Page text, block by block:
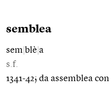
semblea
sem blè a
s.f.
1341-42; da assemblea con